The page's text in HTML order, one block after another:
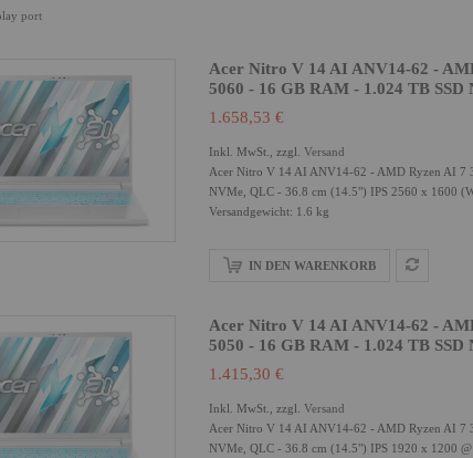
port
Acer Nitro V 14 AI ANV14-62 -
5060 - 16 GB RAM - 1.024 TB
1.658,53 €
Inkl. MwSt., zzgl. Versand
Acer Nitro V 14 AI ANV14-62 - AMD Ryzen AI 7
NVMe, QLC - 36.8 cm (14.5") IPS 2560 x 1600
Versandgewicht: 1.6 kg
IN DEN WARENKORB
Acer Nitro V 14 AI ANV14-62 -
5050 - 16 GB RAM - 1.024 TB
1.415,30 €
Inkl. MwSt., zzgl. Versand
Acer Nitro V 14 AI ANV14-62 - AMD Ryzen AI 7
NVMe, QLC - 36.8 cm (14.5") IPS 1920 x 1200